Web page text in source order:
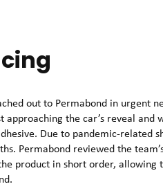
out to Permabond in urgent
approaching the car’s reveal
Due to pandemic-related
Permabond reviewed the
product in short order,